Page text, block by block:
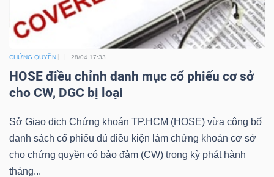
CHỨNG QUYỀN 28/04 17:33
HOSE điều chỉnh danh mục cổ phiếu cơ sở
cho CW, DGC bị loại
Sở Giao dịch Chứng khoán TP.HCM (HOSE) vừa công bố
danh sách cổ phiếu đủ điều kiện làm chứng khoán cơ sở
cho chứng quyền có bảo đảm (CW) trong kỳ phát hành
tháng...
MÔ
NGÀNH
DOANH
NGHIỆP